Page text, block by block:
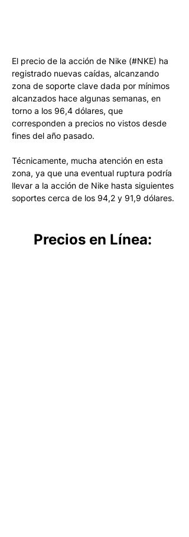
El precio de la acción de Nike (#NKE) ha
registrado nuevas caídas, alcanzando
zona de soporte clave dada por mínimos
alcanzados hace algunas semanas, en
torno a los 96,4 dólares, que
corresponden a precios no vistos desde
fines del año pasado.
Técnicamente, mucha atención en esta
zona, ya que una eventual ruptura podría
llevar a la acción de Nike hasta siguientes
soportes cerca de los 94,2 y 91,9 dólares.
Precios en Línea: